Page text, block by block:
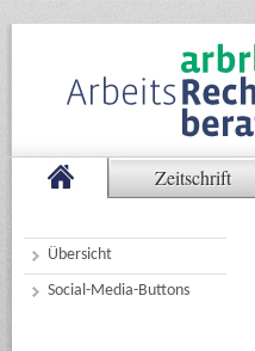
Zeitschrift
Übersicht
Social-Media-Buttons